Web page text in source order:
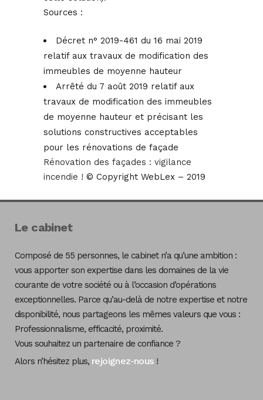
Sources :
Décret n° 2019-461 du 16 mai 2019
relatif aux travaux de modification des
immeubles de moyenne hauteur
Arrêté du 7 août 2019 relatif aux
travaux de modification des immeubles
de moyenne hauteur et précisant les
solutions constructives acceptables
pour les rénovations de façade
Rénovation des façades : vigilance
incendie ! © Copyright WebLex – 2019
Le cabinet
Composé de 55 personnes, le cabinet n’a qu’une ambition :
vous apporter son expertise dans les domaines de la vie
courante de votre société ou à l’occasion d’opérations
exceptionnelles. Parce qu’au-delà de notre expertise et notre
disponibilité, nous partageons les mêmes valeurs que vous :
Professionnalisme, efficacité, proximité.
Vous souhaitez un partenaire de confiance ?
Alors n’hésitez plus, rejoignez-nous!